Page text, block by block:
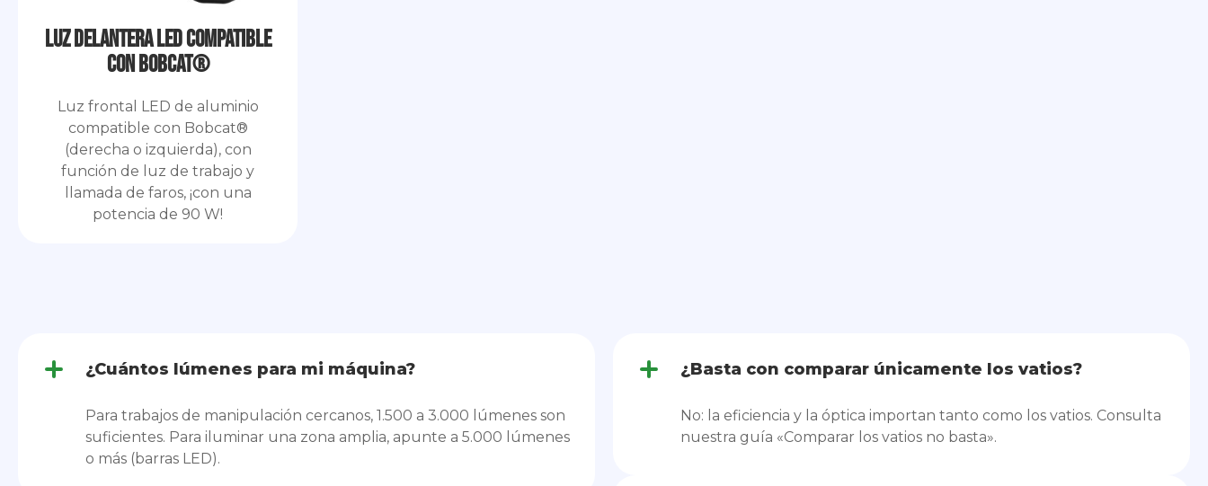
Luz delantera LED compatible
con Bobcat®
Luz frontal LED de aluminio
compatible con Bobcat®
(derecha o izquierda), con
función de luz de trabajo y
llamada de faros, ¡con una
potencia de 90 W!
¿Cuántos lúmenes para mi máquina?
Para trabajos de manipulación cercanos, 1.500 a 3.000 lúmenes son
suficientes. Para iluminar una zona amplia, apunte a 5.000 lúmenes
o más (barras LED).
¿Basta con comparar únicamente los vatios?
No: la eficiencia y la óptica importan tanto como los vatios. Consulta
nuestra guía «Comparar los vatios no basta».